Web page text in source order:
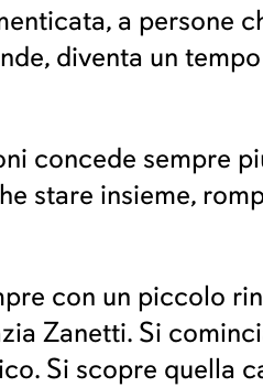
a persone
diventa un
concede sempre
stare insieme,
con un piccolo
Zanetti. Si
Si scopre quella